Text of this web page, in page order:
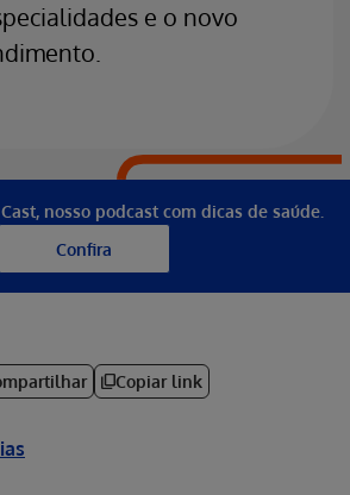
e o novo
nosso podcast com dicas de saúde.
Confira
Copiar link